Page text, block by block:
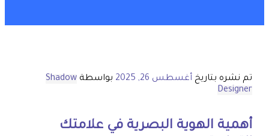
تم نشره بتاريخ أغسطس 26, 2025 بواسطة Shadow
Designer
أهمية الهوية البصرية في علامتك